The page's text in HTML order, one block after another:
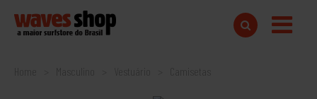
Home Camisetas